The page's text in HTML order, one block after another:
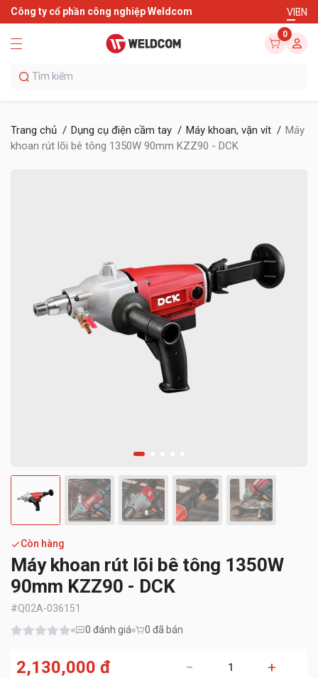
Công ty cổ phần công nghiệp Weldcom VIEN
0
Trang chủ Dụng cụ điện cầm tay Máy khoan, vặn vít
Máy
khoan rút lõi bê tông 1350W 90mm KZZ90 - DCK
Còn hàng
Máy khoan rút lõi bê tông 1350W
90mm KZZ90 - DCK
#Q02A-036151
0 đánh giá 0 đã bán
2,130,000 đ − +